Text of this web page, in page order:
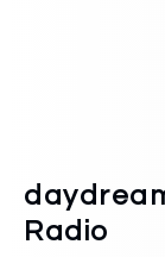
Radio